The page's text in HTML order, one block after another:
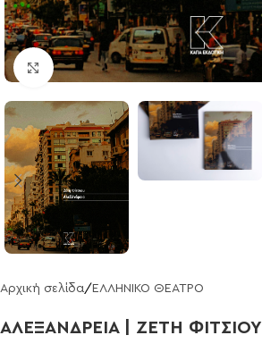
Click to enlarge
Αρχική σελίδα/ ΕΛΛΗΝΙΚΟ ΘΕΑΤΡΟ
ΑΛΕΞΑΝΔΡΕΙΑ | ΖΕΤΗ ΦΙΤΣΙΟΥ